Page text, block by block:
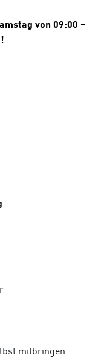
von 09:00 –
mitbringen.